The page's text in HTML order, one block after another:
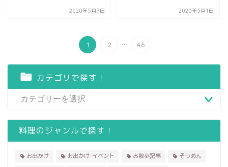
2020年5月7日 2020年5月1日
1 2 ... 46
カテゴリで探す！
料理のジャンルで探す！
お出かけ お出かけ-イベント お散歩記事
そうめん